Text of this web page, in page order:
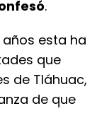
.
esta ha
que
de Tláhuac,
de que